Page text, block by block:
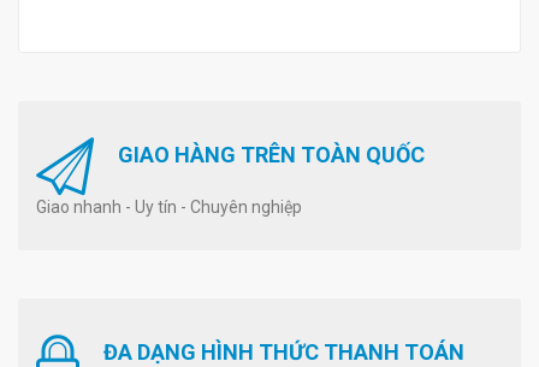
GIAO HÀNG TRÊN TOÀN QUỐC
Giao nhanh - Uy tín - Chuyên nghiệp
ĐA DẠNG HÌNH THỨC THANH TOÁN